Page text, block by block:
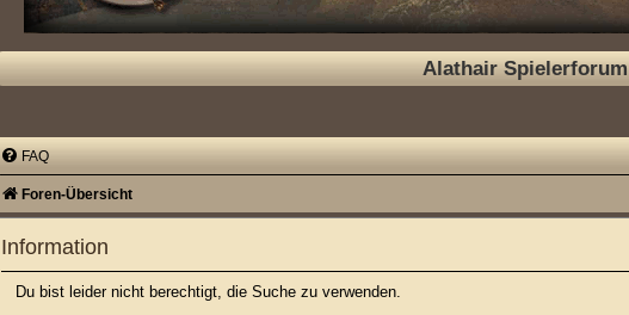
Alathair Spielerforum
FAQ
Foren-Übersicht
Information
Du bist leider nicht berechtigt, die Suche zu verwenden.